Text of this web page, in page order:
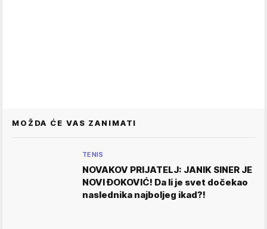
MOŽDA ĆE VAS ZANIMATI
TENIS
NOVAKOV PRIJATELJ: JANIK SINER JE
NOVI ĐOKOVIĆ! Da li je svet dočekao
naslednika najboljeg ikad?!